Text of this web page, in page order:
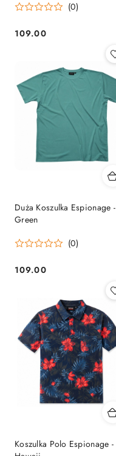
(0)
Cena:
109.00
Duża Koszulka Espionage -
Green
(0)
Cena:
109.00
Koszulka Polo Espionage -